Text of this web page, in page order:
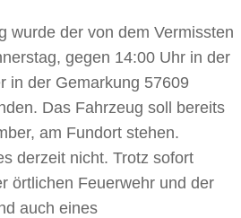
wurde der von dem Vermissten
gegen 14:00 Uhr in der
in der Gemarkung 57609
Das Fahrzeug soll bereits
am Fundort stehen.
derzeit nicht. Trotz sofort
örtlichen Feuerwehr und der
auch eines